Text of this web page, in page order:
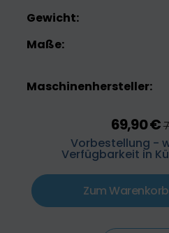
Gewicht:
Maße:
Maschinenhersteller:
69,90 €
Vorbestellung -
Verfügbarkeit in
Zum